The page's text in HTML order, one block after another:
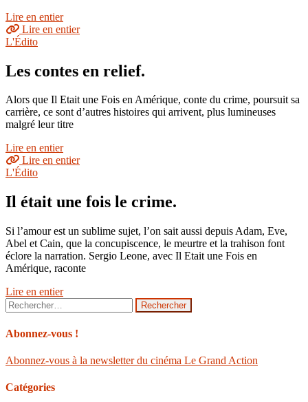
Lire en entier
Lire en entier
L'Édito
Les contes en relief.
Alors que Il Etait une Fois en Amérique, conte du crime, poursuit sa
carrière, ce sont d’autres histoires qui arrivent, plus lumineuses
malgré leur titre
Lire en entier
Lire en entier
L'Édito
Il était une fois le crime.
Si l’amour est un sublime sujet, l’on sait aussi depuis Adam, Eve,
Abel et Cain, que la concupiscence, le meurtre et la trahison font
éclore la narration. Sergio Leone, avec Il Etait une Fois en
Amérique, raconte
Lire en entier
Rechercher :
Abonnez-vous !
Abonnez-vous à la newsletter du cinéma Le Grand Action
Catégories